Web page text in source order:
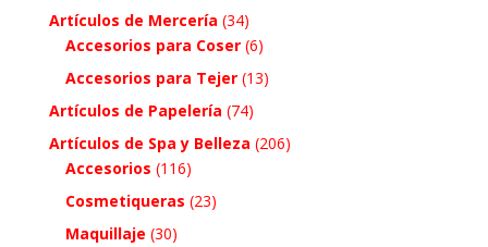
Artículos de Mercería (34)
Accesorios para Coser (6)
Accesorios para Tejer (13)
Artículos de Papelería (74)
Artículos de Spa y Belleza (206)
Accesorios (116)
Cosmetiqueras (23)
Maquillaje (30)